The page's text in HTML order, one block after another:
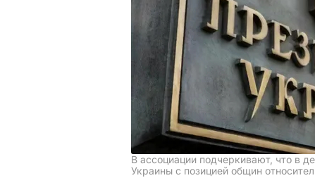
В ассоциации подчеркивают, что в
Украины с позицией общин